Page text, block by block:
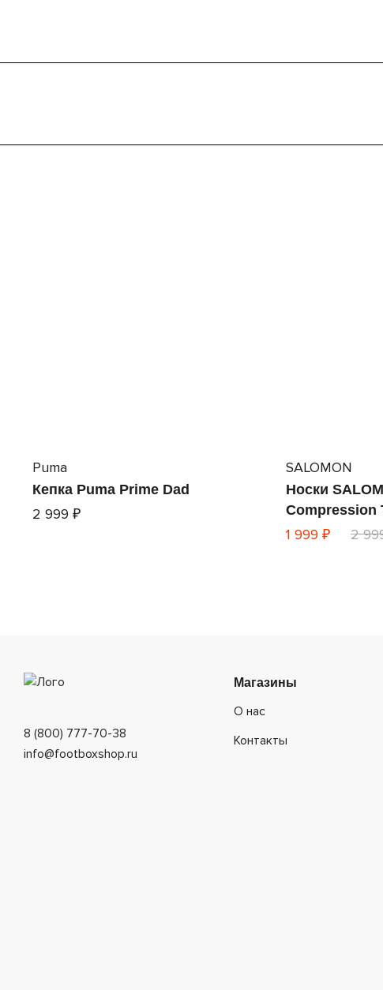
Puma
Кепка Puma Prime Dad
2 999 ₽
SALOMON
Носки
Compression
1 999 ₽ 2
8 (800) 777-70-38
info@footboxshop.ru
Магазины
О нас
Контакты